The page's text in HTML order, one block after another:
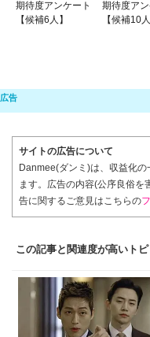
期待度アンケート
【候補6人】
期待度アン
【候補10人
サイトの広告について
Danmee(ダンミ)は、収益化
ます。広告の内容(公序良俗を
告に関するご意見はこちらの
この記事と関連度が高いトピ